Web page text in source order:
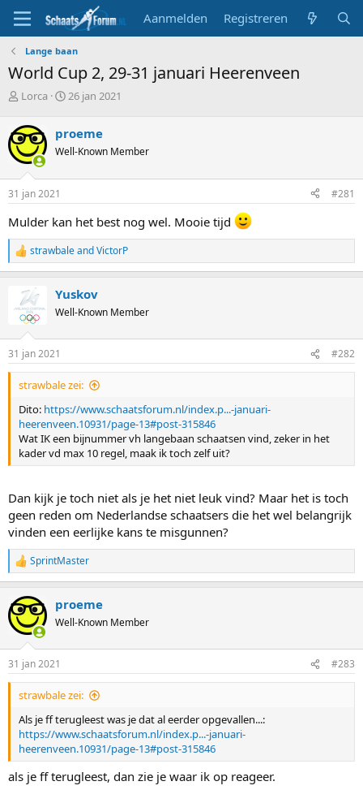
Aanmelden Registreren
Lange baan
World Cup 2, 29-31 januari Heerenveen
T
p
i
c
s
t
a
t
e
r
Lorca
S
r
t
a
m
26 jan 2021
proeme
Well-Known Member
31 jan 2021 #281
Mulder kan het best nog wel. Mooie tijd
R
e
t
s
:
strawbaleandVictorP
Yuskov
Well-Known Member
31 jan 2021 #282
strawbale zei:
Dito: https://www.schaatsforum.nl/index.p...-januari-
heerenveen.10931/page-13#post-315846
Wat IK een bijnummer vh langebaan schaatsen vind, zeker in het
kader vd max 10 regel, maak ik toch zelf uit?
Dan kijk je toch niet als je het niet leuk vind? Maar het is toch
geen reden om Nederlandse schaatsers die het wel belangrijk
vinden een eerlijke kans te misgunnen?
R
e
c
t
i
s
:
SprintMaster
proeme
Well-Known Member
31 jan 2021 #283
strawbale zei:
Als je ff terugleest was je dat al eerder opgevallen...:
https://www.schaatsforum.nl/index.p...-januari-
heerenveen.10931/page-13#post-315846
als je ff terugleest, dan zie je waar ik op reageer.